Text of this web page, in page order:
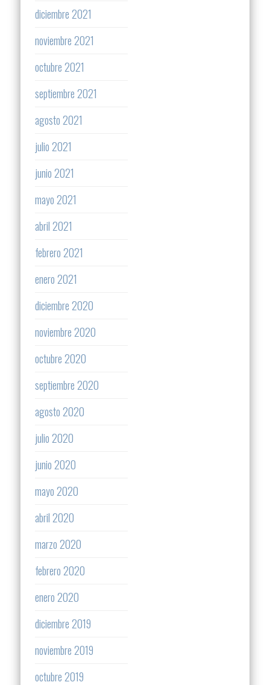
diciembre 2021
noviembre 2021
octubre 2021
septiembre 2021
agosto 2021
julio 2021
junio 2021
mayo 2021
abril 2021
febrero 2021
enero 2021
diciembre 2020
noviembre 2020
octubre 2020
septiembre 2020
agosto 2020
julio 2020
junio 2020
mayo 2020
abril 2020
marzo 2020
febrero 2020
enero 2020
diciembre 2019
noviembre 2019
octubre 2019